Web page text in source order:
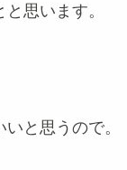
思います。
と思うので。